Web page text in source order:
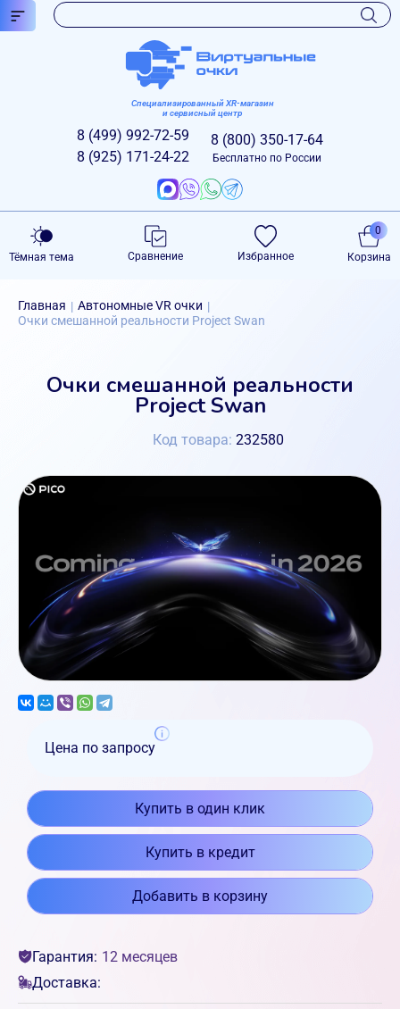
Специализированный XR-магазин
и сервисный центр
8 (499) 992-72-59
8 (925) 171-24-22
8 (800) 350-17-64
Бесплатно по России
Тёмная тема Сравнение Избранное Корзина
0
Главная | Автономные VR очки |
Очки смешанной реальности Project Swan
Очки смешанной реальности
Project Swan
Код товара: 232580
Цена по запросу
Купить в один клик
Купить в кредит
Добавить в корзину
Гарантия: 12 месяцев
Доставка: